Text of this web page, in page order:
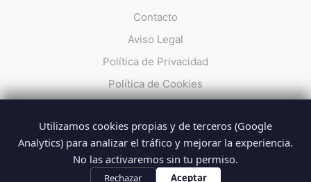
Contacto
Aviso Legal
Política de Privacidad
Política de Cookies
© 2026 Summarios · La web no oficial de los profesionales del
SUMMA 112
Utilizamos cookies propias y de terceros (Google
Analytics) para analizar el tráfico y mejorar la experiencia.
No las activaremos sin tu permiso.
Rechazar Aceptar